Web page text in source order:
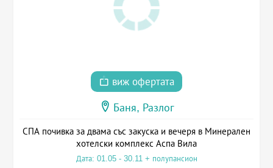
виж офертата
Баня, Разлог
СПА почивка за двама със закуска и вечеря в Минерален
хотелски комплекс Аспа Вила
Дата: 01.05 - 30.11 + полупансион